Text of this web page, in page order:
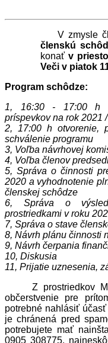
V zmysle
členskú
konať v
Veči v piatok
Program schôdze:
1, 16:30 - 17:00 h
príspevkov na rok 2021
2, 17:00 h otvorenie,
schválenie programu
3, Voľba návrhovej
4, Voľba členov
5, Správa o činnosti
2020 a vyhodnotenie
členskej schôdze
6, Správa o
prostriedkami v roku
7, Správa o stave
8, Návrh plánu činnosti
9, Návrh čerpania
10, Diskusia
11, Prijatie uznesenia,
Z prostriedkov MO
občerstvenie pre
potrebné nahlásiť
je chránená pred
potrebujete mať
0905 308775,